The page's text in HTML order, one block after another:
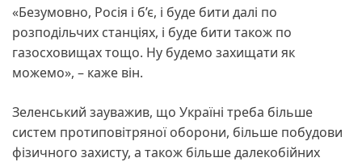
«Безумовно, Росія і б’є, і буде бити далі по
розподільчих станціях, і буде бити також по
газосховищах тощо. Ну будемо захищати як
можемо», – каже він.
Зеленський зауважив, що Україні треба більше
систем протиповітряної оборони, більше побудови
фізичного захисту, а також більше далекобійних